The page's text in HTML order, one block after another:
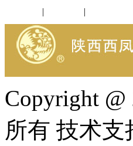
| |
Copyright
所有 技术支